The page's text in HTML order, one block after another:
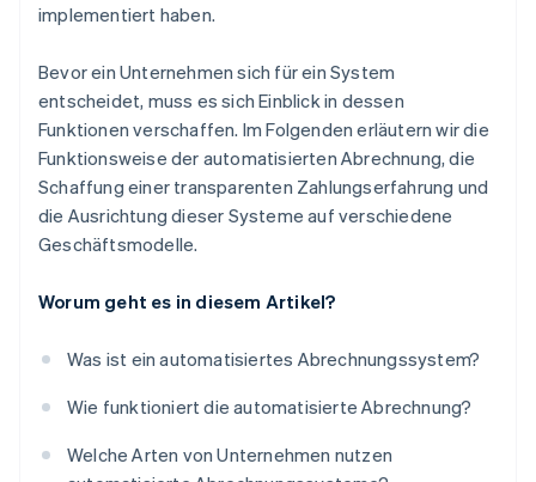
implementiert haben.
Bevor ein Unternehmen sich für ein System
entscheidet, muss es sich Einblick in dessen
Funktionen verschaffen. Im Folgenden erläutern wir die
Funktionsweise der automatisierten Abrechnung, die
Schaffung einer transparenten Zahlungserfahrung und
die Ausrichtung dieser Systeme auf verschiedene
Geschäftsmodelle.
Worum geht es in diesem Artikel?
Was ist ein automatisiertes Abrechnungssystem?
Wie funktioniert die automatisierte Abrechnung?
Welche Arten von Unternehmen nutzen